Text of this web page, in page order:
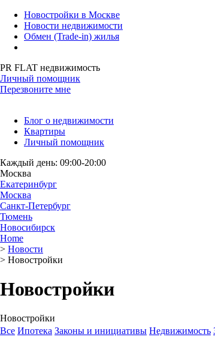
Новостройки в Москве
Новости недвижимости
Обмен (Trade-in) жилья
PR FLAT недвижимость
Личный помощник
Перезвоните мне
Блог о недвижимости
Квартиры
Личный помощник
Каждый день: 09:00-20:00
Москва
Екатеринбург
Москва
Санкт-Петербург
Тюмень
Новосибирск
Home
> Новости
> Новостройки
Новостройки
Новостройки
Все Ипотека Законы и инициативы Недвижимость